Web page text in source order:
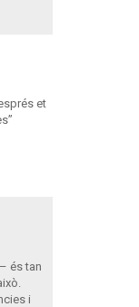
et
és tan
i